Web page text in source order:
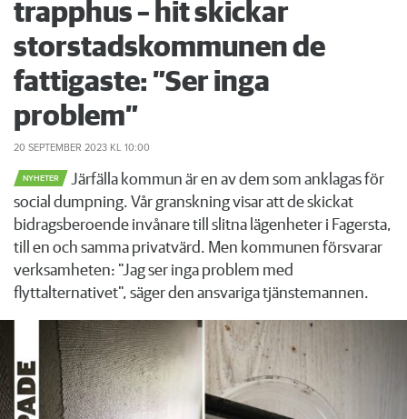
trapphus – hit skickar
storstadskommunen de
fattigaste: ”Ser inga
problem”
20 SEPTEMBER 2023 KL 10:00
NYHETER
Järfälla kommun är en av dem som anklagas för
social dumpning. Vår granskning visar att de skickat
bidragsberoende invånare till slitna lägenheter i Fagersta,
till en och samma privatvärd. Men kommunen försvarar
verksamheten: "Jag ser inga problem med
flyttalternativet", säger den ansvariga tjänstemannen.